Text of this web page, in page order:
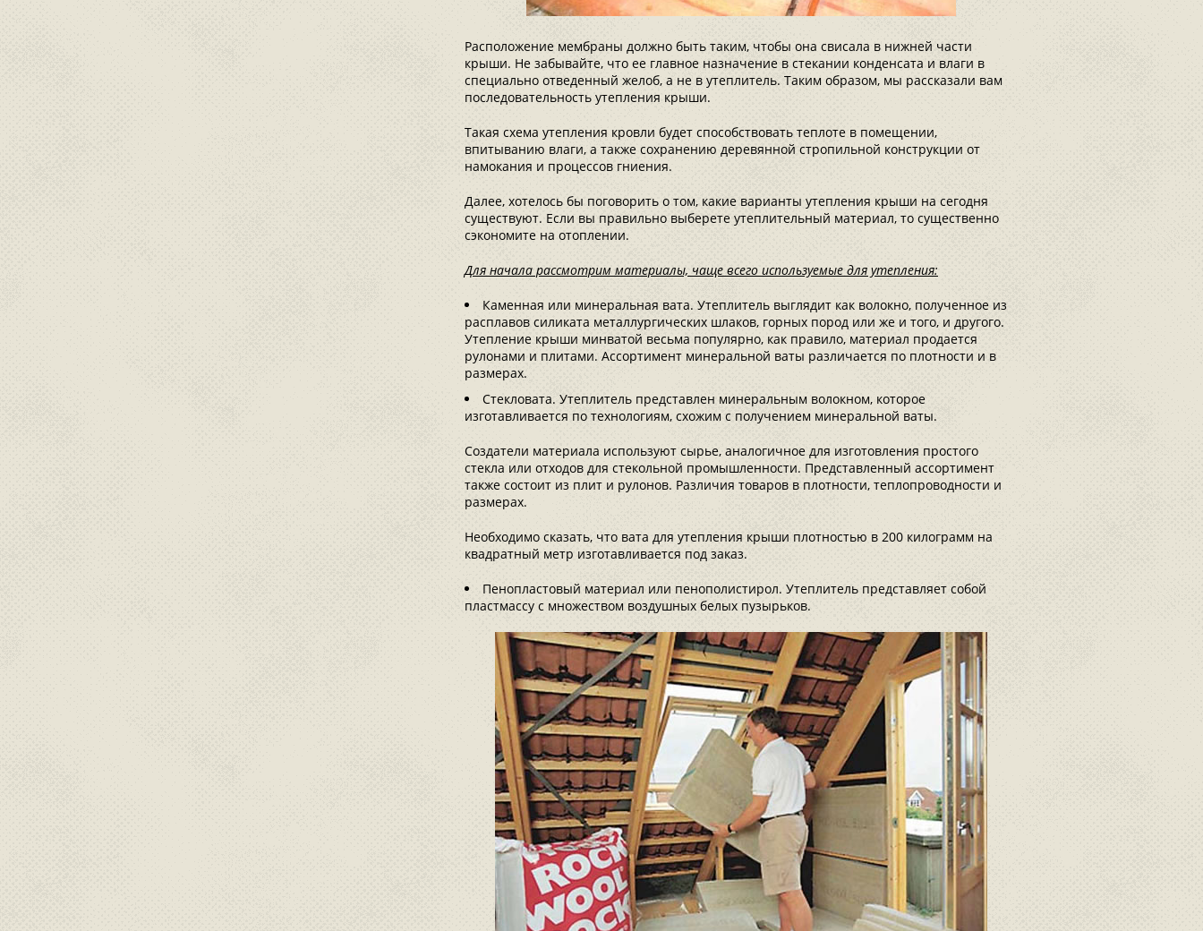
Расположение мембраны должно быть таким, чтобы она свисала в нижней части
крыши. Не забывайте, что ее главное назначение в стекании конденсата и влаги в
специально отведенный желоб, а не в утеплитель. Таким образом, мы рассказали вам
последовательность утепления крыши.
Такая схема утепления кровли будет способствовать теплоте в помещении,
впитыванию влаги, а также сохранению деревянной стропильной конструкции от
намокания и процессов гниения.
Далее, хотелось бы поговорить о том, какие варианты утепления крыши на сегодня
существуют. Если вы правильно выберете утеплительный материал, то существенно
сэкономите на отоплении.
Для начала рассмотрим материалы, чаще всего используемые для утепления:
Каменная или минеральная вата. Утеплитель выглядит как волокно, полученное из
расплавов силиката металлургических шлаков, горных пород или же и того, и другого.
Утепление крыши минватой весьма популярно, как правило, материал продается
рулонами и плитами. Ассортимент минеральной ваты различается по плотности и в
размерах.
Стекловата. Утеплитель представлен минеральным волокном, которое
изготавливается по технологиям, схожим с получением минеральной ваты.
Создатели материала используют сырье, аналогичное для изготовления простого
стекла или отходов для стекольной промышленности. Представленный ассортимент
также состоит из плит и рулонов. Различия товаров в плотности, теплопроводности и
размерах.
Необходимо сказать, что вата для утепления крыши плотностью в 200 килограмм на
квадратный метр изготавливается под заказ.
Пенопластовый материал или пенополистирол. Утеплитель представляет собой
пластмассу с множеством воздушных белых пузырьков.